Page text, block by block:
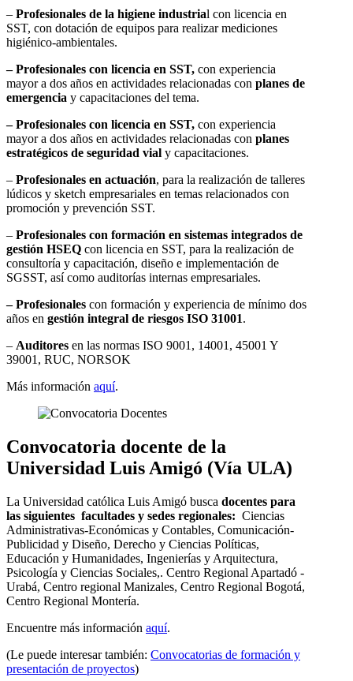
– Profesionales de la higiene industrial con licencia en
SST, con dotación de equipos para realizar mediciones
higiénico-ambientales.
– Profesionales con licencia en SST, con experiencia
mayor a dos años en actividades relacionadas con planes de
emergencia y capacitaciones del tema.
– Profesionales con licencia en SST, con experiencia
mayor a dos años en actividades relacionadas con planes
estratégicos de seguridad vial y capacitaciones.
– Profesionales en actuación, para la realización de talleres
lúdicos y sketch empresariales en temas relacionados con
promoción y prevención SST.
– Profesionales con formación en sistemas integrados de
gestión HSEQ con licencia en SST, para la realización de
consultoría y capacitación, diseño e implementación de
SGSST, así como auditorías internas empresariales.
– Profesionales con formación y experiencia de mínimo dos
años en gestión integral de riesgos ISO 31001.
– Auditores en las normas ISO 9001, 14001, 45001 Y
39001, RUC, NORSOK
Más información aquí.
Convocatoria docente de la
Universidad Luis Amigó (Vía ULA)
La Universidad católica Luis Amigó busca docentes para
las siguientes facultades y sedes regionales: Ciencias
Administrativas-Económicas y Contables, Comunicación-
Publicidad y Diseño, Derecho y Ciencias Políticas,
Educación y Humanidades, Ingenierías y Arquitectura,
Psicología y Ciencias Sociales,. Centro Regional Apartadó -
Urabá, Centro regional Manizales, Centro Regional Bogotá,
Centro Regional Montería.
Encuentre más información aquí.
(Le puede interesar también: Convocatorias de formación y
presentación de proyectos)